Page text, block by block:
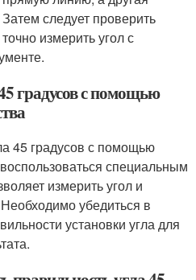
следует проверить
измерить угол с
градусов с помощью
45 градусов с помощью
специальным
измерить угол и
убедиться в
установки угла для